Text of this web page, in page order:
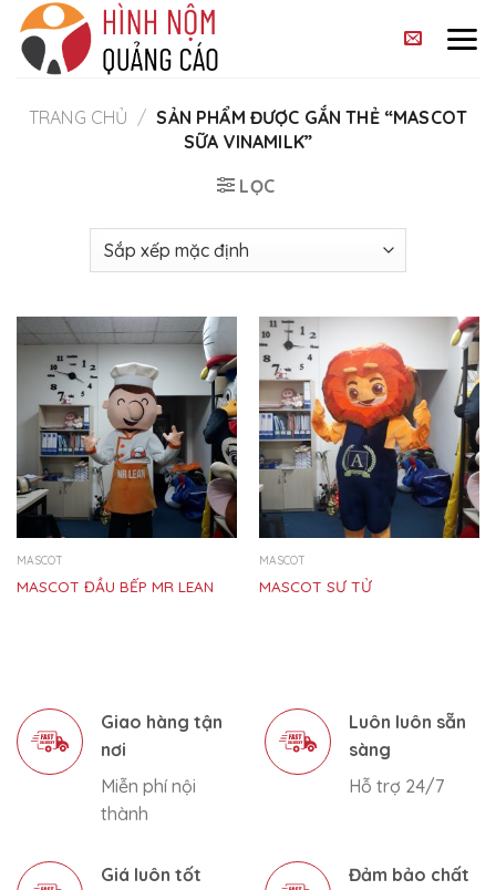
Skip
content
TRANG CHỦ / SẢN PHẨM ĐƯỢC GẮN THẺ “MASCOT
SỮA VINAMILK”
LỌC
MASCOT
MASCOT ĐẦU BẾP MR LEAN
MASCOT
MASCOT SƯ TỬ
Giao hàng tận
nơi
Miễn phí nội
thành
Luôn luôn sẵn
sàng
Hỗ trợ 24/7
Giá luôn tốt
Đảm bảo chất